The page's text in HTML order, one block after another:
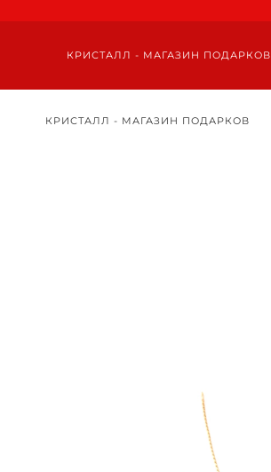
КРИСТАЛЛ - МАГАЗИН ПОДАРКОВ
КРИСТАЛЛ - МАГАЗИН ПОДАРКОВ